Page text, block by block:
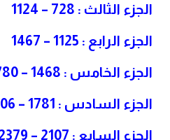
الجزء الثالث : 728 – 1124
الجزء الرابع : 1125 – 1467
الجزء الخامس : 1468 – 1780
الجزء السادس : 1781 – 2106
الجزء السابع : 2107 – 2379